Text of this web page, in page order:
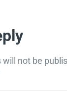
not be